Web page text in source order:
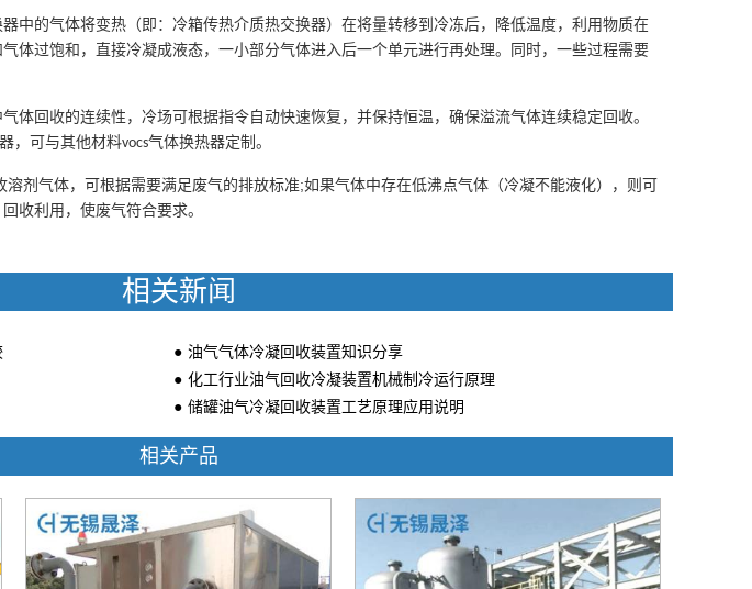
中的气体将变热（即：冷箱传热介质热交换器）在将量转移到冷冻后，降低温度，利用物质在
体过饱和，直接冷凝成液态，一小部分气体进入后一个单元进行再处理。同时，一些过程需要
体回收的连续性，冷场可根据指令自动快速恢复，并保持恒温，确保溢流气体连续稳定回收。
，可与其他材料vocs气体换热器定制。
剂气体，可根据需要满足废气的排放标准;如果气体中存在低沸点气体（冷凝不能液化），则可
收利用，使废气符合要求。
相关新闻
油气气体冷凝回收装置知识分享
化工行业油气回收冷凝装置机械制冷运行原理
储罐油气冷凝回收装置工艺原理应用说明
相关产品